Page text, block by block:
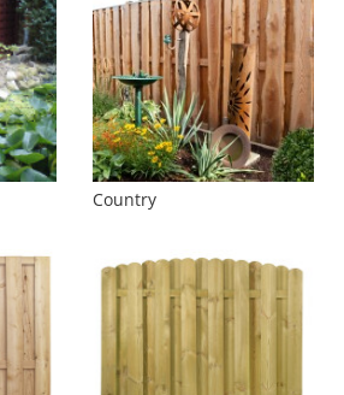
Country